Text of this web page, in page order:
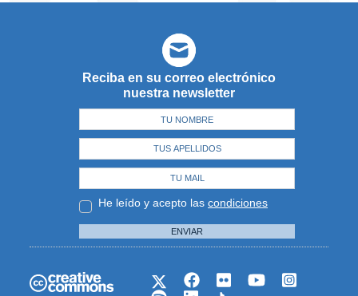
Reciba en su correo electrónico
nuestra newsletter
He leído y acepto las condiciones
ENVIAR